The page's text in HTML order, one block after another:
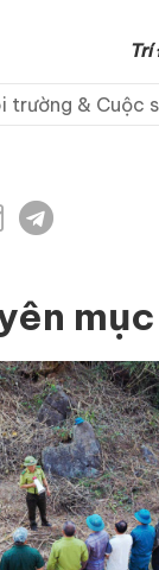
Trí
trường & Cuộc
mục